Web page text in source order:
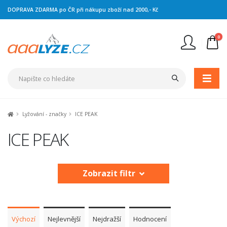
DOPRAVA ZDARMA po ČR při nákupu zboží nad 2000,- Kč
0
Lyžování - značky ICE PEAK
ICE PEAK
Zobrazit filtr
Výchozí Nejlevnější Nejdražší Hodnocení